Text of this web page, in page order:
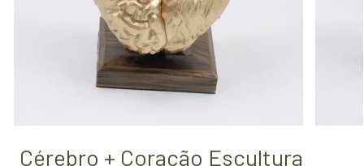
Cérebro + Coração Escultura